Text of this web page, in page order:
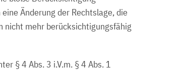
Änderung der Rechtslage, die
nicht mehr berücksichtigungsfähig
§ 4 Abs. 3 i.V.m. § 4 Abs. 1